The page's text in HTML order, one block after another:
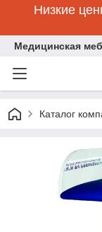
Низкие
Медицинская
Каталог